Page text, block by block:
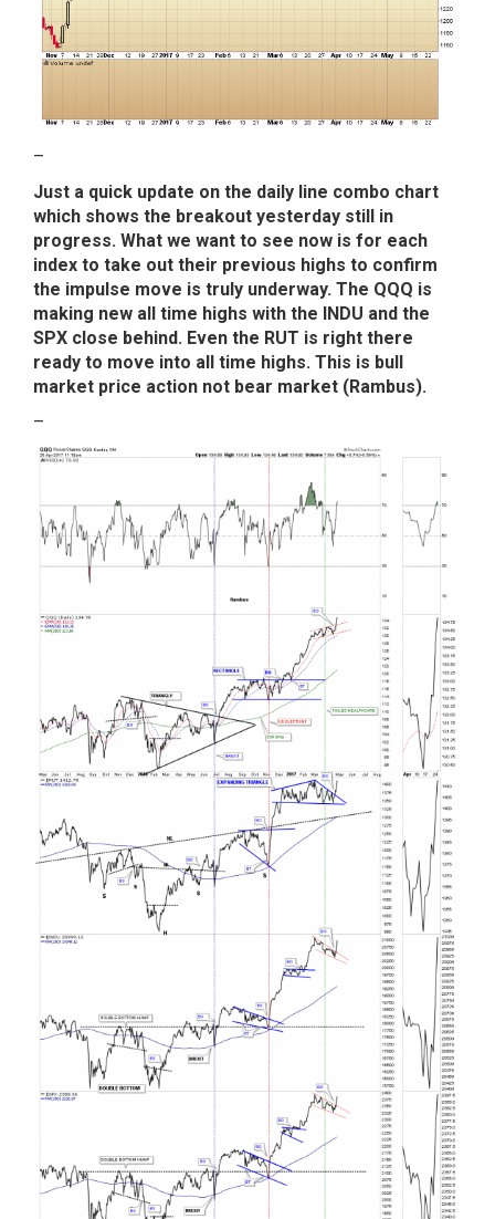
–
Just a quick update on the daily line combo chart
which shows the breakout yesterday still in
progress. What we want to see now is for each
index to take out their previous highs to confirm
the impulse move is truly underway. The QQQ is
making new all time highs with the INDU and the
SPX close behind. Even the RUT is right there
ready to move into all time highs. This is bull
market price action not bear market (Rambus).
–